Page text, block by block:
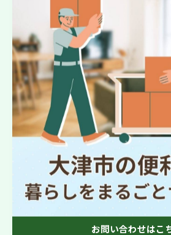
#環境に優しい
#ゴミ処理
#エコ
#リサイクル
#未来のために
#エコロジー
大津市より不用品回収のお手伝い
不用品回収
一覧に戻る
お問い合わせはこ